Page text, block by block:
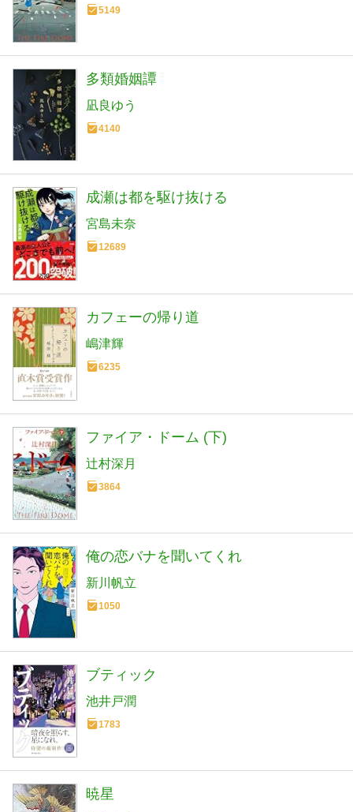
5149
多類婚姻譚
凪良ゆう
4140
成瀬は都を駆け抜ける
宮島未奈
12689
カフェーの帰り道
嶋津輝
6235
ファイア・ドーム (下)
辻村深月
3864
俺の恋バナを聞いてくれ
新川帆立
1050
ブティック
池井戸潤
1783
暁星